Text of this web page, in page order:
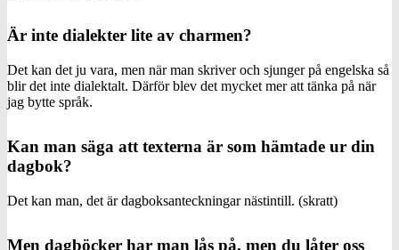
Är inte dialekter lite av charmen?
Det kan det ju vara, men när man skriver och sjunger på engelska så
blir det inte dialektalt. Därför blev det mycket mer att tänka på när
jag bytte språk.
Kan man säga att texterna är som hämtade ur din
dagbok?
Det kan man, det är dagboksanteckningar nästintill. (skratt)
Men dagböcker har man lås på, men du låter oss